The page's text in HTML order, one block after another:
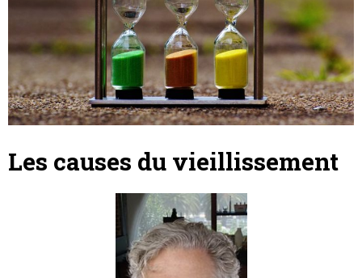
Les causes du vieillissement